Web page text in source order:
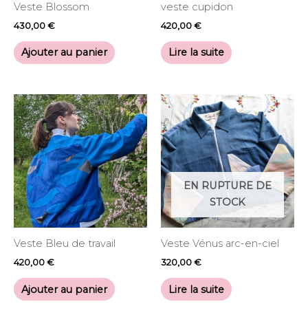
Veste Blossom
430,00€
Ajouter au panier
veste cupidon
420,00€
Lire la suite
Veste Bleu de travail
420,00€
Ajouter au panier
EN RUPTURE DE
STOCK
Veste Vénus arc-en-ciel
320,00€
Lire la suite